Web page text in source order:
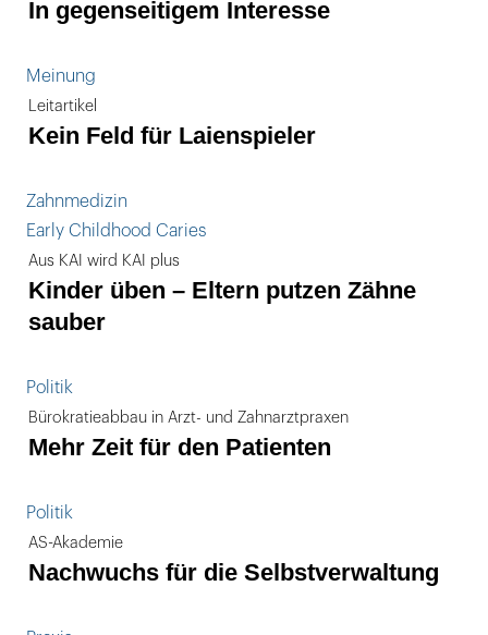
In gegenseitigem Interesse
Meinung
Leitartikel
Kein Feld für Laienspieler
Zahnmedizin
Early Childhood Caries
Aus KAI wird KAI plus
Kinder üben – Eltern putzen Zähne
sauber
Politik
Bürokratieabbau in Arzt- und Zahnarztpraxen
Mehr Zeit für den Patienten
Politik
AS-Akademie
Nachwuchs für die Selbstverwaltung